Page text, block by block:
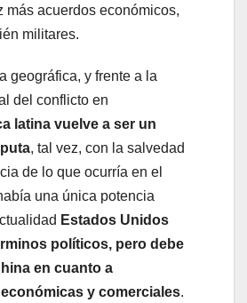
más acuerdos económicos,
militares.
geográfica, y frente a la
del conflicto en
latina vuelve a ser un
, tal vez, con la salvedad
de lo que ocurría en el
una única potencia
Estados Unidos
políticos, pero debe
en cuanto a
y comerciales.